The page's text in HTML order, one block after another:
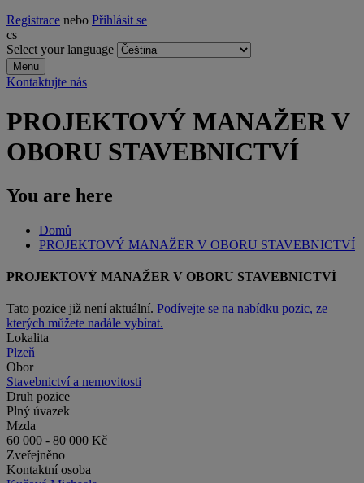
Registrace nebo Přihlásit se
cs
Select your language
Menu
Kontaktujte nás
PROJEKTOVÝ MANAŽER V
OBORU STAVEBNICTVÍ
You are here
Domů
PROJEKTOVÝ MANAŽER V OBORU STAVEBNICTVÍ
PROJEKTOVÝ MANAŽER V OBORU STAVEBNICTVÍ
Tato pozice již není aktuální. Podívejte se na nabídku pozic, ze
kterých můžete nadále vybírat.
Lokalita
Plzeň
Obor
Stavebnictví a nemovitosti
Druh pozice
Plný úvazek
Mzda
60 000 - 80 000 Kč
Zveřejněno
Kontaktní osoba